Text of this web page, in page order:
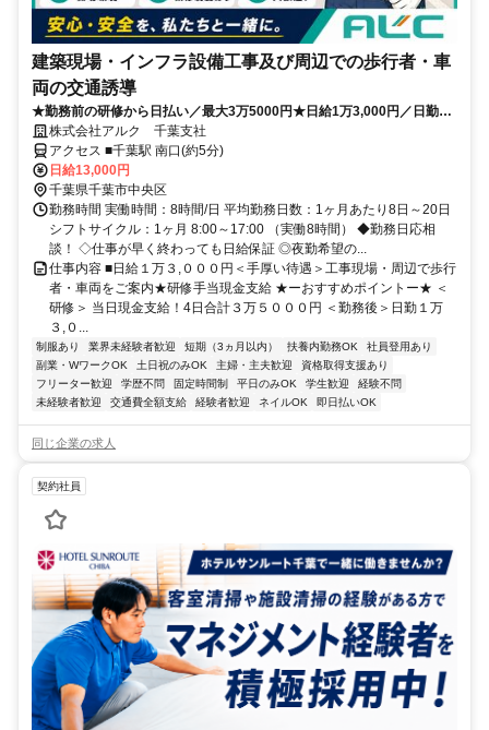
建築現場・インフラ設備工事及び周辺での歩行者・車
両の交通誘導
★勤務前の研修から日払い／最大3万5000円★日給1万3,000円／日勤８
H／日払１万円迄OK！
株式会社アルク 千葉支社
アクセス ■千葉駅 南口(約5分)
日給13,000円
千葉県千葉市中央区
勤務時間 実働時間：8時間/日 平均勤務日数：1ヶ月あたり8日～20日
シフトサイクル：1ヶ月 8:00～17:00 （実働8時間） ◆勤務日応相
談！ ◇仕事が早く終わっても日給保証 ◎夜勤希望の...
仕事内容 ■日給１万３,０００円＜手厚い待遇＞工事現場・周辺で歩行
者・車両をご案内★研修手当現金支給 ★ーおすすめポイントー★ ＜
研修＞ 当日現金支給！4日合計３万５０００円 ＜勤務後＞日勤１万
３,０...
制服あり 業界未経験者歓迎 短期（3ヵ月以内） 扶養内勤務OK
社員登用あり
副業・WワークOK
土日祝のみOK 主婦・主夫歓迎
資格取得支援あり
フリーター歓迎
学歴不問 固定時間制 平日のみOK 学生歓迎
経験不問
未経験者歓迎
交通費全額支給 経験者歓迎 ネイルOK 即日払いOK
同じ企業の求人
契約社員